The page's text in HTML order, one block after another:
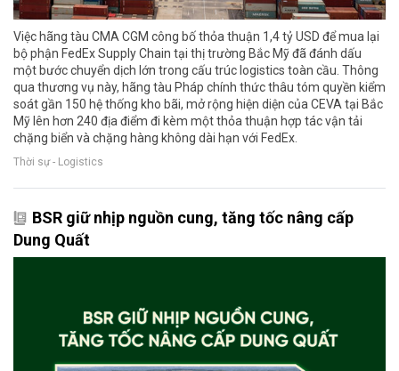
Việc hãng tàu CMA CGM công bố thỏa thuận 1,4 tỷ USD để mua lại
bộ phận FedEx Supply Chain tại thị trường Bắc Mỹ đã đánh dấu
một bước chuyển dịch lớn trong cấu trúc logistics toàn cầu. Thông
qua thương vụ này, hãng tàu Pháp chính thức thâu tóm quyền kiểm
soát gần 150 hệ thống kho bãi, mở rộng hiện diện của CEVA tại Bắc
Mỹ lên hơn 240 địa điểm đi kèm một thỏa thuận hợp tác vận tải
chặng biển và chặng hàng không dài hạn với FedEx.
Thời sự - Logistics
BSR giữ nhịp nguồn cung, tăng tốc nâng cấp
Dung Quất